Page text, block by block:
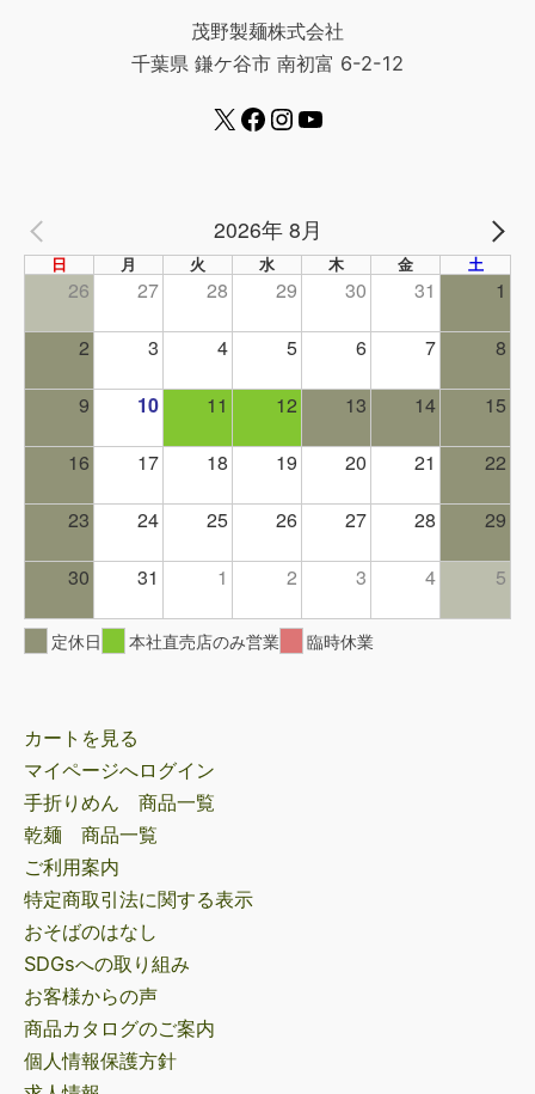
茂野製麺株式会社
千葉県 鎌ケ谷市 南初富 6-2-12
PREV 2026年 8月
日 月 火 水 木 金 土
26 27 28 29 30 31 1
2 3 4 5 6 7 8
9 10 11 12 13 14 15
16 17 18 19 20 21 22
23 24 25 26 27 28 29
30 31 1 2 3 4 5
定休日 本社直売店のみ営業 臨時休業
カートを見る
マイページへログイン
手折りめん 商品一覧
乾麺 商品一覧
ご利用案内
特定商取引法に関する表示
おそばのはなし
SDGsへの取り組み
お客様からの声
商品カタログのご案内
個人情報保護方針